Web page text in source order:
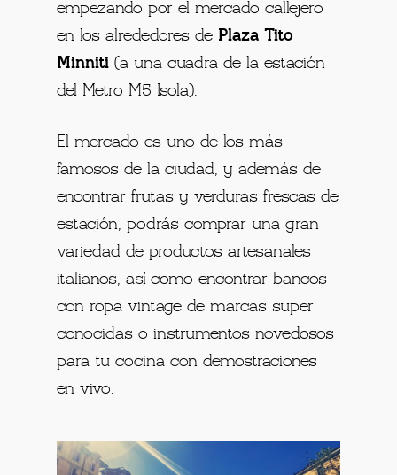
empezando por el mercado callejero
en los alrededores de Plaza Tito
Minniti (a una cuadra de la estación
del Metro M5 Isola).
El mercado es uno de los más
famosos de la ciudad, y además de
encontrar frutas y verduras frescas de
estación, podrás comprar una gran
variedad de productos artesanales
italianos, así como encontrar bancos
con ropa vintage de marcas super
conocidas o instrumentos novedosos
para tu cocina con demostraciones
en vivo.